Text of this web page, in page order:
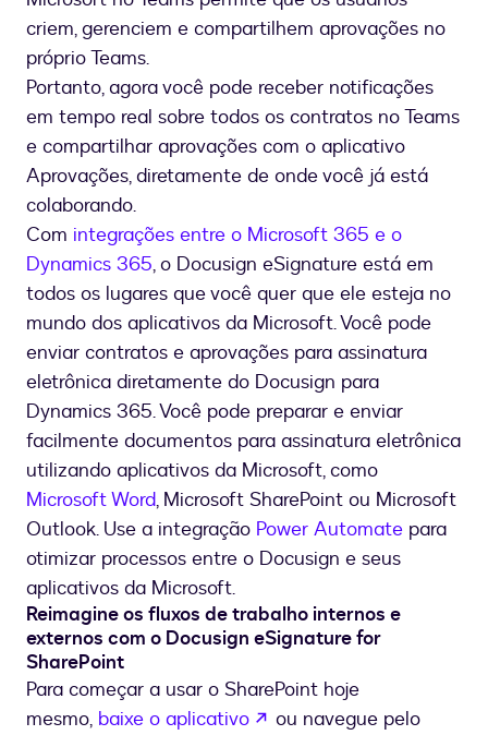
criem, gerenciem e compartilhem aprovações no
próprio Teams.
Portanto, agora você pode receber notificações
em tempo real sobre todos os contratos no Teams
e compartilhar aprovações com o aplicativo
Aprovações, diretamente de onde você já está
colaborando.
Com integrações entre o Microsoft 365 e o
Dynamics 365, o Docusign eSignature está em
todos os lugares que você quer que ele esteja no
mundo dos aplicativos da Microsoft. Você pode
enviar contratos e aprovações para assinatura
eletrônica diretamente do Docusign para
Dynamics 365. Você pode preparar e enviar
facilmente documentos para assinatura eletrônica
utilizando aplicativos da Microsoft, como
Microsoft Word, Microsoft SharePoint ou Microsoft
Outlook. Use a integração Power Automate para
otimizar processos entre o Docusign e seus
aplicativos da Microsoft.
Reimagine os fluxos de trabalho internos e
externos com o Docusign eSignature for
SharePoint
Para começar a usar o SharePoint hoje
mesmo, baixe o aplicativo se abre en una nueva
ou navegue pelo